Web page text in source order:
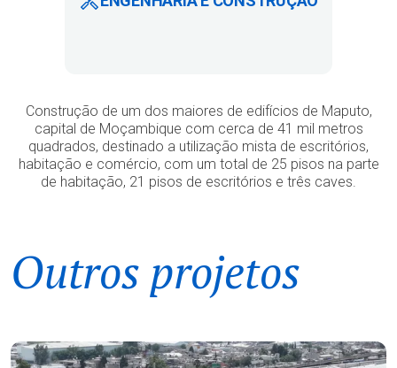
Construção de um dos maiores de edifícios de Maputo,
capital de Moçambique com cerca de 41 mil metros
quadrados, destinado a utilização mista de escritórios,
habitação e comércio, com um total de 25 pisos na parte
de habitação, 21 pisos de escritórios e três caves.
Outros projetos